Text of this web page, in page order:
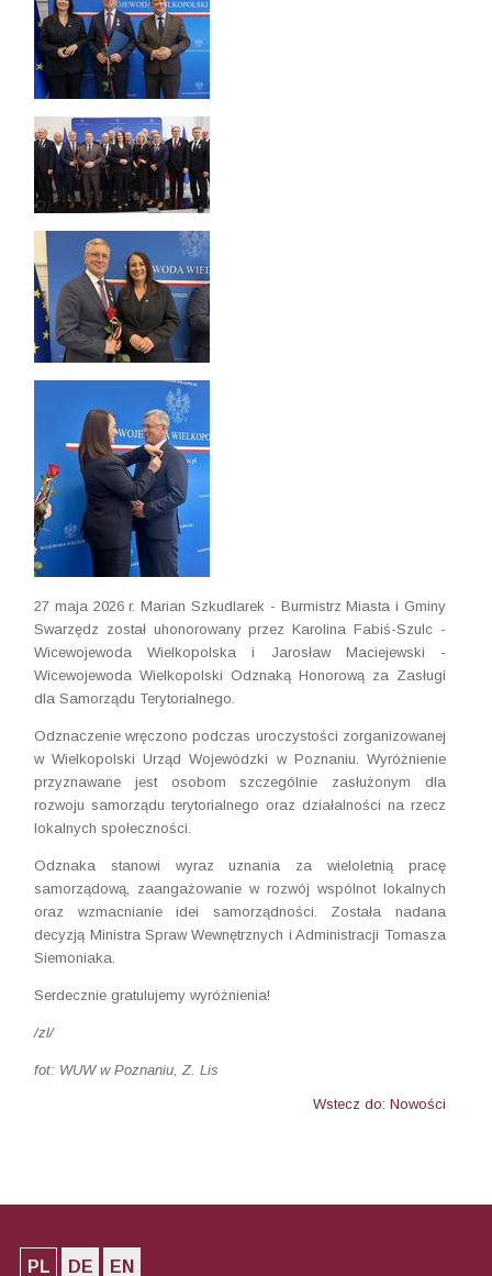
27 maja 2026 r. Marian Szkudlarek - Burmistrz Miasta i Gminy
Swarzędz został uhonorowany przez Karolina Fabiś-Szulc -
Wicewojewoda Wielkopolska i Jarosław Maciejewski -
Wicewojewoda Wielkopolski Odznaką Honorową za Zasługi
dla Samorządu Terytorialnego.
Odznaczenie wręczono podczas uroczystości zorganizowanej
w Wielkopolski Urząd Wojewódzki w Poznaniu. Wyróżnienie
przyznawane jest osobom szczególnie zasłużonym dla
rozwoju samorządu terytorialnego oraz działalności na rzecz
lokalnych społeczności.
Odznaka stanowi wyraz uznania za wieloletnią pracę
samorządową, zaangażowanie w rozwój wspólnot lokalnych
oraz wzmacnianie idei samorządności. Została nadana
decyzją Ministra Spraw Wewnętrznych i Administracji Tomasza
Siemoniaka.
Serdecznie gratulujemy wyróżnienia!
/zl/
fot: WUW w Poznaniu, Z. Lis
Wstecz do: Nowości
PL DE EN